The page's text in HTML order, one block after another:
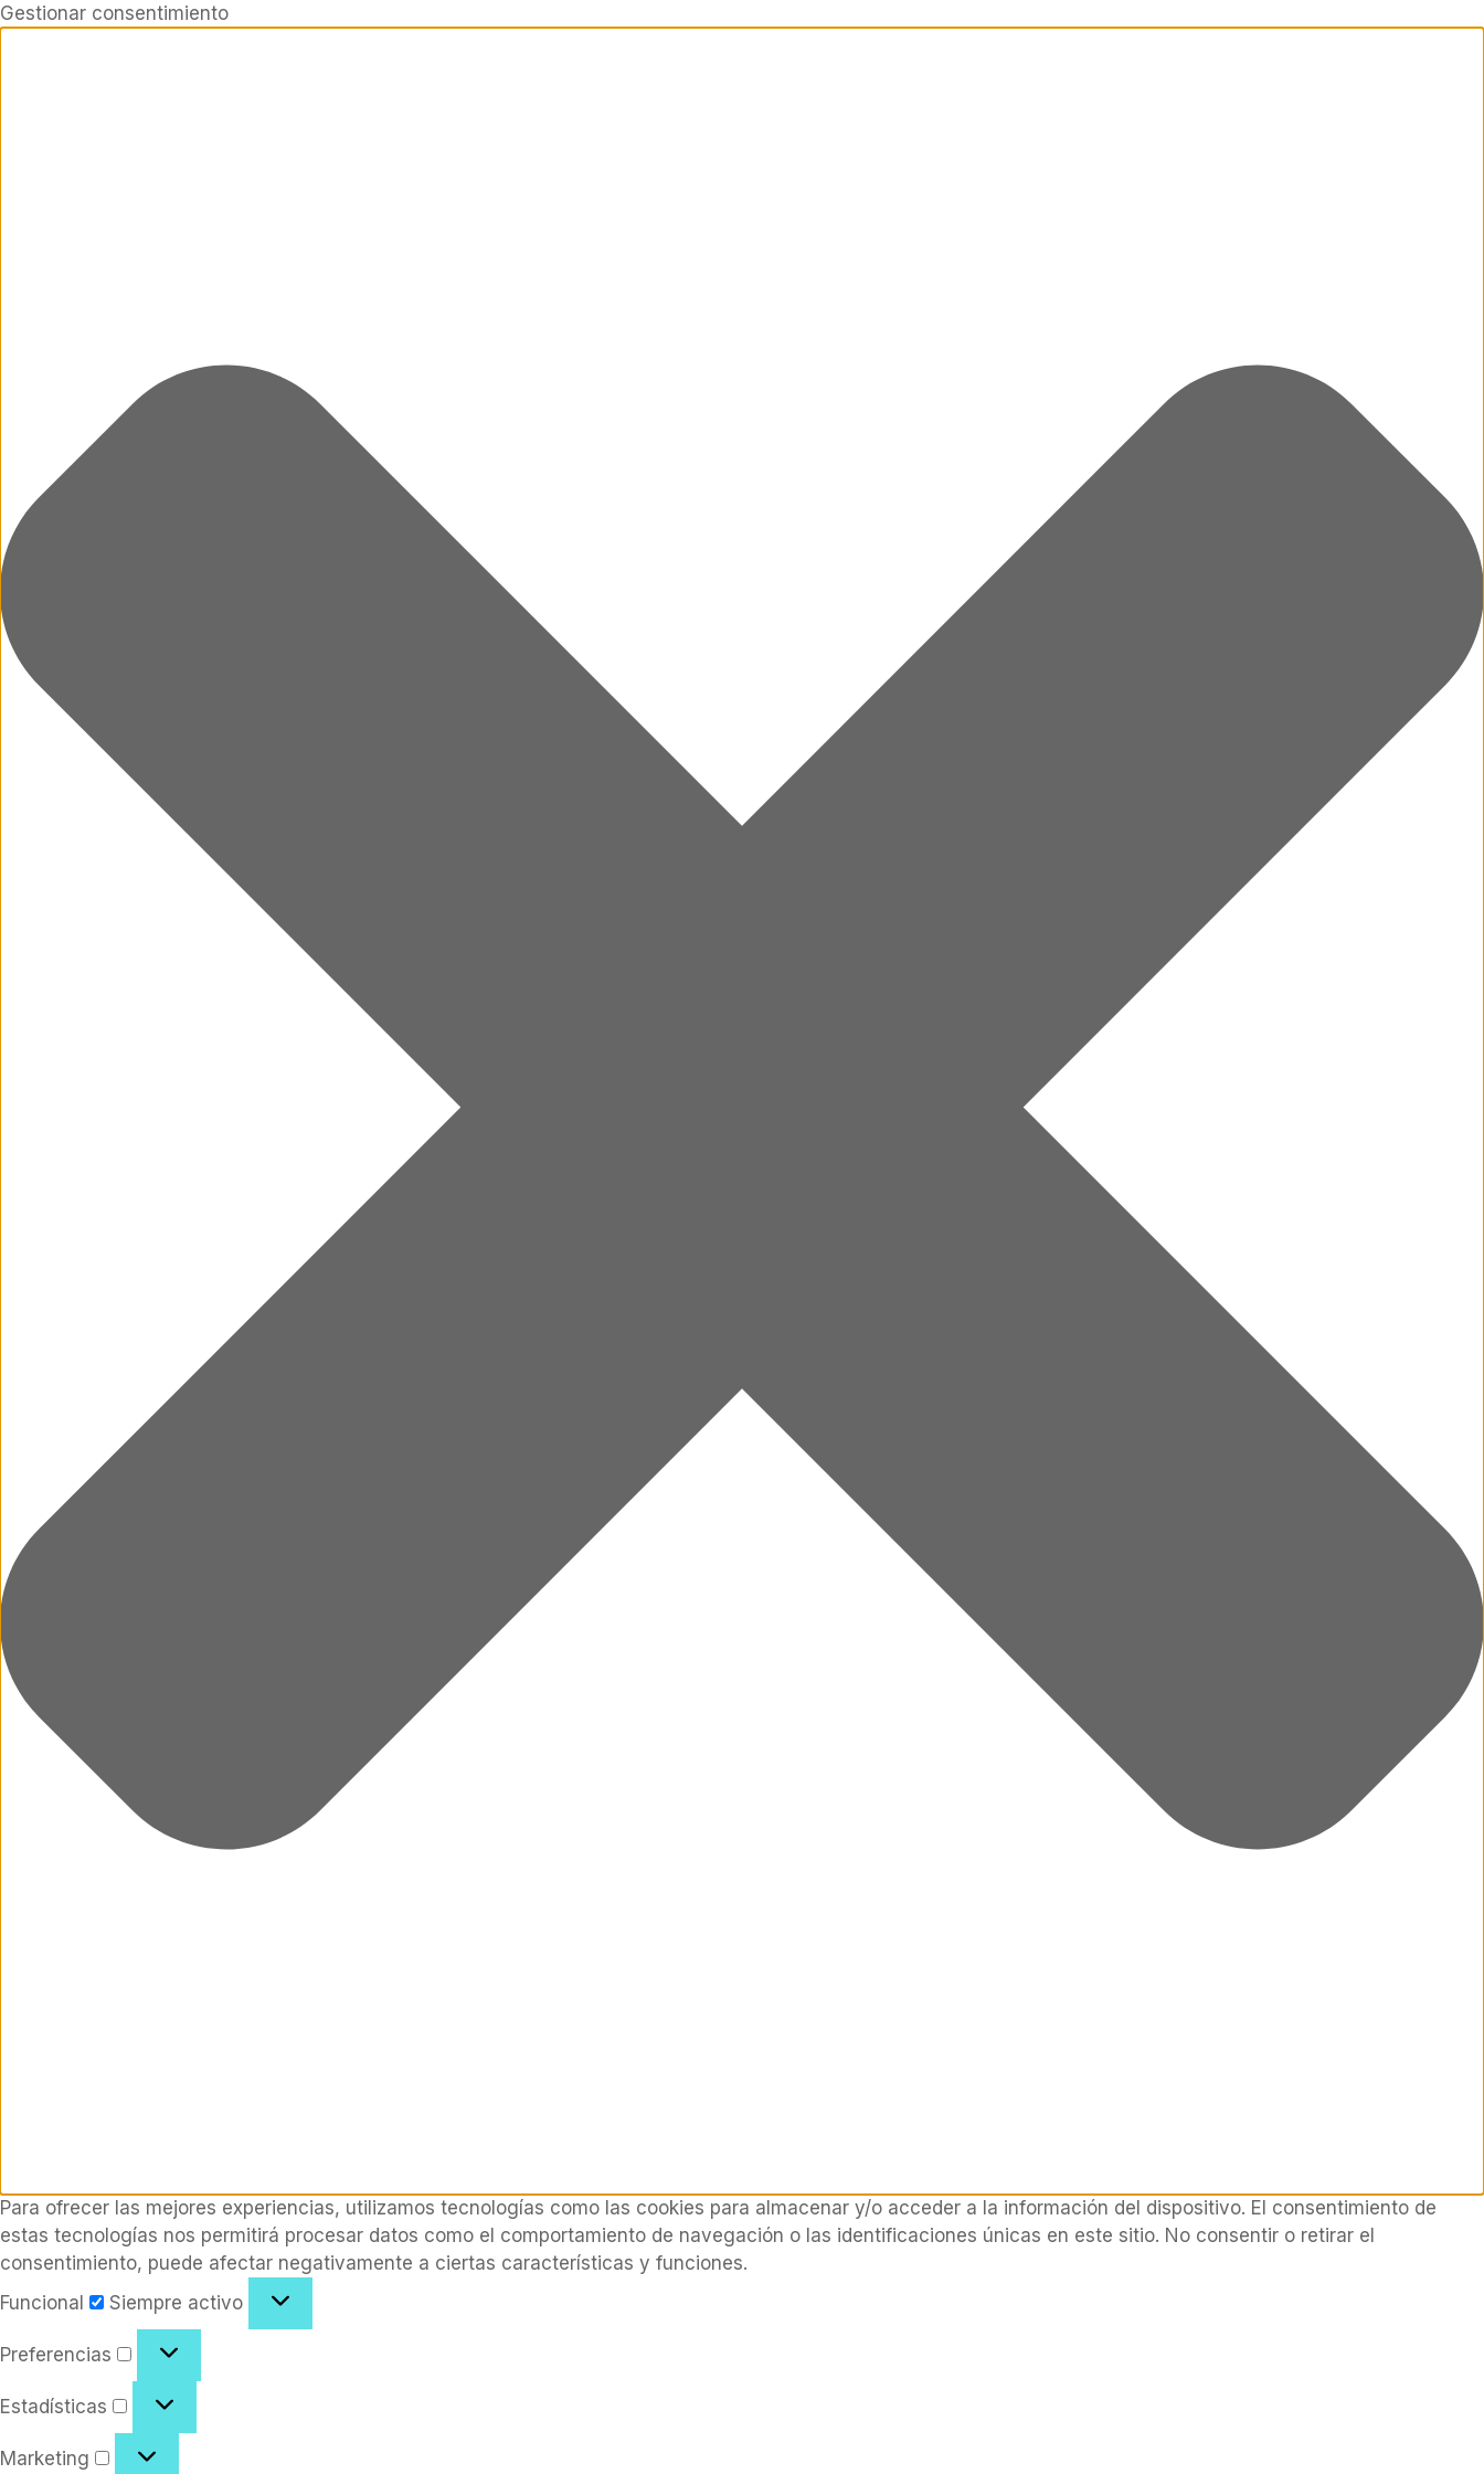
Gestionar consentimiento
Para ofrecer las mejores experiencias, utilizamos tecnologías como las cookies para almacenar y/o acceder a la información del dispositivo. El consentimiento de
estas tecnologías nos permitirá procesar datos como el comportamiento de navegación o las identificaciones únicas en este sitio. No consentir o retirar el
consentimiento, puede afectar negativamente a ciertas características y funciones.
Funcional
Siempre activo
Preferencias
Estadísticas
Marketing